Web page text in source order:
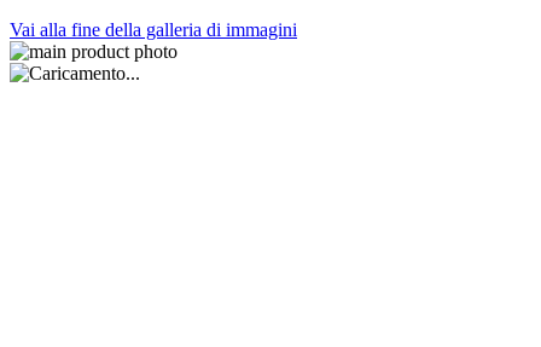
Vai alla fine della galleria di immagini